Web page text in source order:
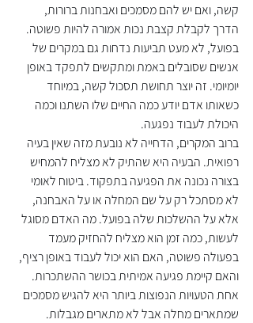
קשה, ואם יש להם מסמכים ואבחנות ברורות,
הדרך לקבלת קצבת נכות אמורה להיות פשוטה.
בפועל, לא מעט תביעות נדחות גם במקרים של
אנשים שסובלים באמת ומתקשים לתפקד באופן
יומיומי. זה יוצר תחושת תסכול קשה, במיוחד
כשאותו אדם יודע כמה החיים שלו השתנו וכמה
היכולת לעבוד נפגעה.
ברוב המקרים, הדחייה לא נובעת מזה שאין בעיה
רפואית. הבעיה היא שהתיק לא מצליח להמחיש
בצורה נכונה את הפגיעה בתפקוד. ביטוח לאומי
לא מסתכל רק על שם המחלה או על האבחנה,
אלא על ההשלכות שלה בפועל. מה האדם מסוגל
לעשות, כמה זמן הוא מצליח להחזיק מעמד
בפעולה פשוטה, האם הוא יכול לעבוד באופן רציף,
והאם קיימת פגיעה אמיתית בכושר ההשתכרות.
אחת הטעויות הנפוצות ביותר היא להגיש מסמכים
שמתארים מחלה אבל לא מתארים מגבלות.